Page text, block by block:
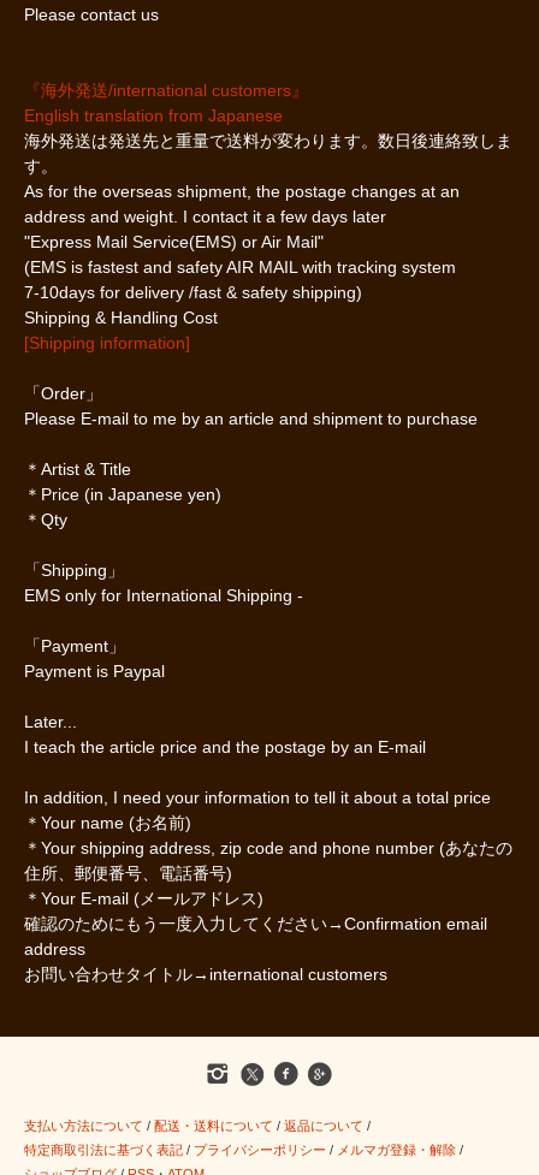
Please contact us
『海外発送/international customers』
English translation from Japanese
海外発送は発送先と重量で送料が変わります。数日後連絡致しま
す。
As for the overseas shipment, the postage changes at an
address and weight. I contact it a few days later
"Express Mail Service(EMS) or Air Mail"
(EMS is fastest and safety AIR MAIL with tracking system
7-10days for delivery /fast & safety shipping)
Shipping & Handling Cost
[Shipping information]
「Order」
Please E-mail to me by an article and shipment to purchase
＊Artist & Title
＊Price (in Japanese yen)
＊Qty
「Shipping」
EMS only for International Shipping -
「Payment」
Payment is Paypal
Later...
I teach the article price and the postage by an E-mail
In addition, I need your information to tell it about a total price
＊Your name (お名前)
＊Your shipping address, zip code and phone number (あなたの
住所、郵便番号、電話番号)
＊Your E-mail (メールアドレス)
確認のためにもう一度入力してください→Confirmation email
address
お問い合わせタイトル→international customers
支払い方法について / 配送・送料について / 返品について /
特定商取引法に基づく表記 / プライバシーポリシー / メルマガ登録・解除 /